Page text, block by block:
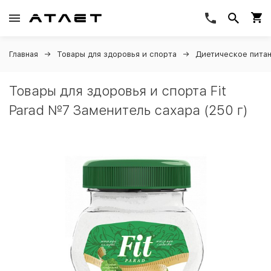
Главная Товары для здоровья и спорта Диетическое
Товары для здоровья и спорта Fit
Parad №7 Заменитель сахара (250 г)